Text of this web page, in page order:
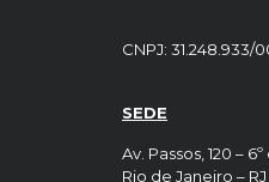
CNPJ: 31.248.933/
SEDE
Av. Passos, 120 –
Rio de Janeiro –